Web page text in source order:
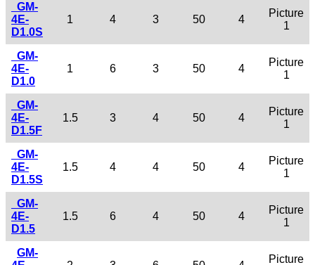
GM-
4E-
D1.0S
1 4 3 50 4
Picture
1
GM-
4E-
D1.0
1 6 3 50 4
Picture
1
GM-
4E-
D1.5F
1.5 3 4 50 4
Picture
1
GM-
4E-
D1.5S
1.5 4 4 50 4
Picture
1
GM-
4E-
D1.5
1.5 6 4 50 4
Picture
1
GM-
Picture